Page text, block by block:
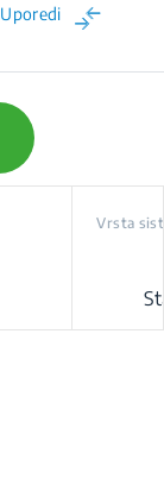
Uporedi
Vrsta